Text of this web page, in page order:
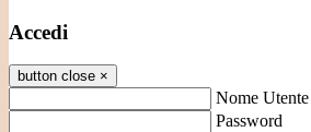
Accedi
button close ×
Nome Utente
Password